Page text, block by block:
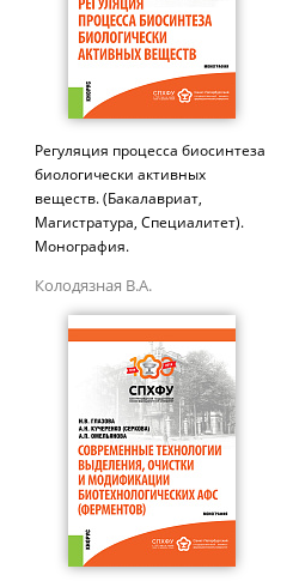
Регуляция процесса биосинтеза
биологически активных
веществ. (Бакалавриат,
Магистратура, Специалитет).
Монография.
Колодязная В.А.